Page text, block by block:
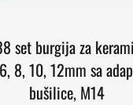
set burgija za
8, 10, 12mm sa
bušilice, M14